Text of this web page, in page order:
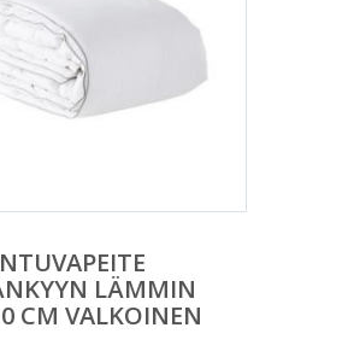
LÄMMIN
CM VALKOINEN